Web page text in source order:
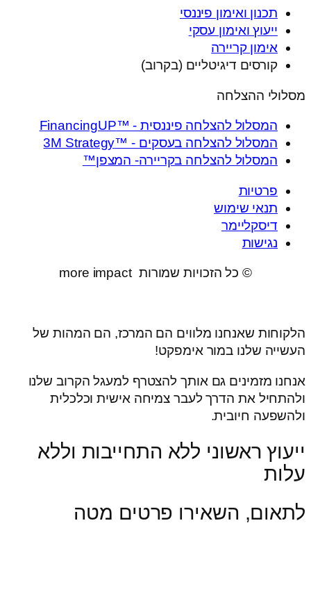
תכנון ואימון פיננסי
ייעוץ ואימון עסקי
אימון קריירה
קורסים דיגיטליים (בקרוב)
מסלולי ההצלחה
המסלול להצלחה פיננסית - ™FinancingUP
המסלול להצלחה בעסקים - ™3M Strategy
המסלול להצלחה בקריירה- המצפן™
פרטיות
תנאי שימוש
דיסקליימר
נגישות
© כל הזכויות שמורות more impact
הלקוחות שאנחנו מלווים הם המרכז, הם המהות של
העשייה שלנו במור אימפקט!
אנחנו מזמינים גם אותך להצטרף למעגל הקרוב שלנו
ולהתחיל את הדרך לעבר צמיחה אישית וכלכלית
ולהשפעה חיובית.
ייעוץ ראשוני ללא התחייבות וללא
עלות
לתאום, השאירו פרטים מטה